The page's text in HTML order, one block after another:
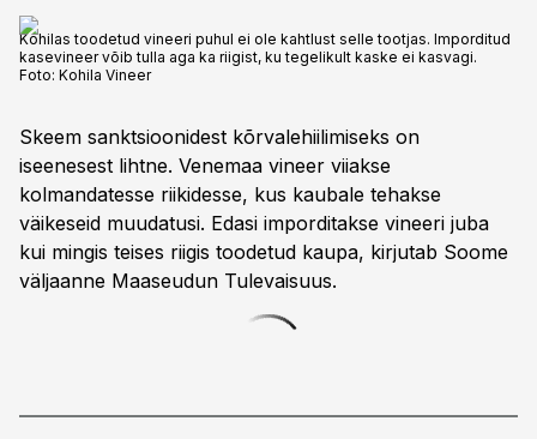
Kohilas toodetud vineeri puhul ei ole kahtlust selle tootjas. Imporditud
kasevineer võib tulla aga ka riigist, ku tegelikult kaske ei kasvagi.
Foto: Kohila Vineer
Skeem sanktsioonidest kõrvalehiilimiseks on
iseenesest lihtne. Venemaa vineer viiakse
kolmandatesse riikidesse, kus kaubale tehakse
väikeseid muudatusi. Edasi imporditakse vineeri juba
kui mingis teises riigis toodetud kaupa, kirjutab Soome
väljaanne Maaseudun Tulevaisuus.